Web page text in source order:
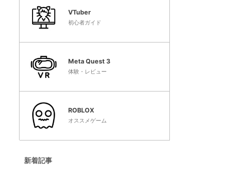
VTuber
初心者ガイド
Meta Quest 3
体験・レビュー
ROBLOX
オススメゲーム
新着記事